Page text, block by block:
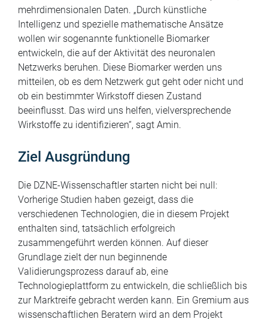
identifizieren und extrahieren Muster aus komplexen,
mehrdimensionalen Daten. „Durch künstliche
Intelligenz und spezielle mathematische Ansätze
wollen wir sogenannte funktionelle Biomarker
entwickeln, die auf der Aktivität des neuronalen
Netzwerks beruhen. Diese Biomarker werden uns
mitteilen, ob es dem Netzwerk gut geht oder nicht und
ob ein bestimmter Wirkstoff diesen Zustand
beeinflusst. Das wird uns helfen, vielversprechende
Ziel Ausgründung
Die DZNE-Wissenschaftler starten nicht bei null:
Vorherige Studien haben gezeigt, dass die
verschiedenen Technologien, die in diesem Projekt
enthalten sind, tatsächlich erfolgreich
zusammengeführt werden können. Auf dieser
Grundlage zielt der nun beginnende
Validierungsprozess darauf ab, eine
Technologieplattform zu entwickeln, die schließlich bis
zur Marktreife gebracht werden kann. Ein Gremium aus